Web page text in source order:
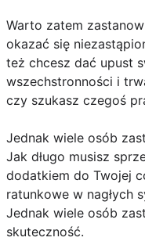
Warto zatem
okazać się
też chcesz dać upust
wszechstronności i
czy szukasz czegoś
Jednak wiele osób
Jak długo musisz
dodatkiem do Twojej
ratunkowe w nagłych
Jednak wiele osób
skuteczność.